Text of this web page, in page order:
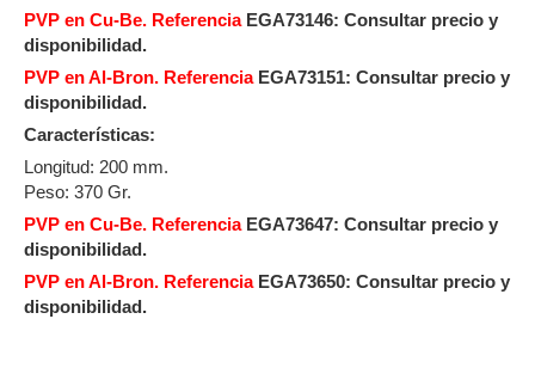
PVP en Cu-Be. ReferenciaEGA73146: Consultar precio y
disponibilidad.
PVP en Al-Bron. ReferenciaEGA73151: Consultar precio y
disponibilidad.
Características:
Longitud: 200 mm.
Peso: 370 Gr.
PVP en Cu-Be. ReferenciaEGA73647: Consultar precio y
disponibilidad.
PVP en Al-Bron. ReferenciaEGA73650: Consultar precio y
disponibilidad.